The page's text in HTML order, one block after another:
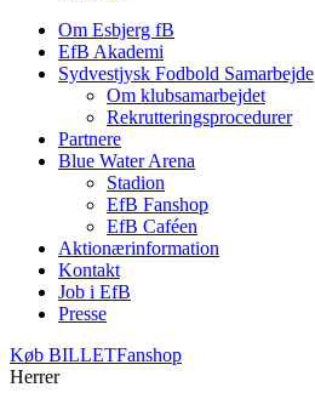
Om Esbjerg fB
EfB Akademi
Sydvestjysk Fodbold Samarbejde
Om klubsamarbejdet
Rekrutteringsprocedurer
Partnere
Blue Water Arena
Stadion
EfB Fanshop
EfB Caféen
Aktionærinformation
Kontakt
Job i EfB
Presse
Køb BILLETFanshop
Herrer